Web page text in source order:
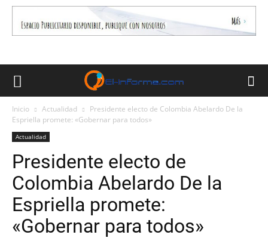
Inicio Actualidad
Presidente electo de Colombia Abelardo De la
Espriella promete: «Gobernar para todos»
Actualidad
Presidente electo de
Colombia Abelardo De la
Espriella promete:
«Gobernar para todos»